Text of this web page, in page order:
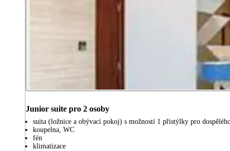
Junior suite pro 2 osoby
suita (ložnice a obývací pokoj) s možností 1 přistýlky pro
koupelna, WC
fén
klimatizace